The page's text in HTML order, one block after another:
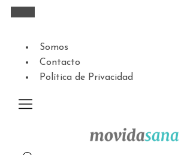
Somos
Contacto
Política de Privacidad